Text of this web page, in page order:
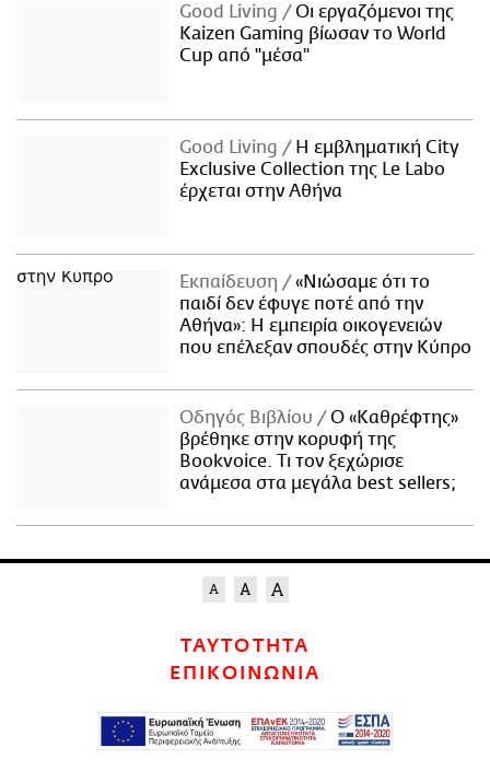
Good Living
Οι εργαζόμενοι της
Kaizen Gaming βίωσαν το World
Cup από "μέσα"
Good Living
Η εμβληματική City
Exclusive Collection της Le Labo
έρχεται στην Αθήνα
Εκπαίδευση
«Νιώσαμε ότι το
παιδί δεν έφυγε ποτέ από την
Αθήνα»: Η εμπειρία οικογενειών
που επέλεξαν σπουδές στην Κύπρο
Οδηγός Βιβλίου
Ο «Καθρέφτης»
βρέθηκε στην κορυφή της
Bookvoice. Τι τον ξεχώρισε
ανάμεσα στα μεγάλα best sellers;
ΤΑΥΤΟΤΗΤΑ
ΕΠΙΚΟΙΝΩΝΙΑ